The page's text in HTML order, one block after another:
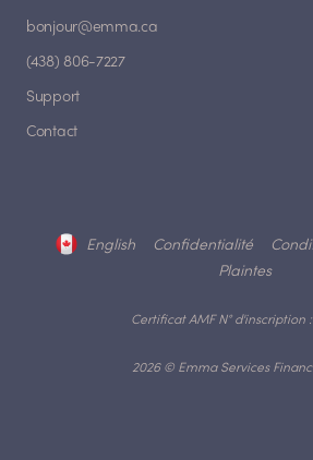
bonjour@emma.ca
(438) 806-7227
Support
Contact
2026 © Emma Services
Certificat AMF N° d'inscription
English Confidentialité
Plaintes